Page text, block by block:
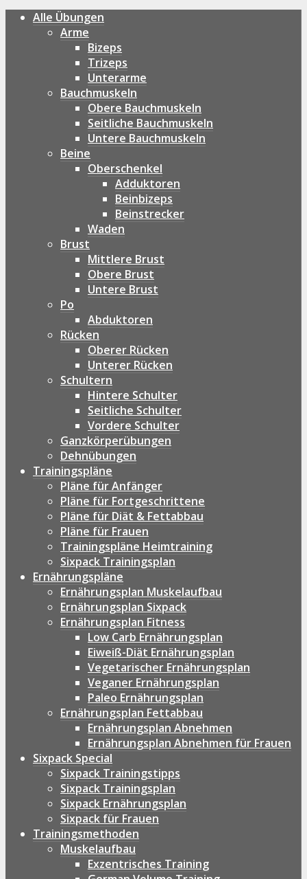
Alle Übungen
Arme
Bizeps
Trizeps
Unterarme
Bauchmuskeln
Obere Bauchmuskeln
Seitliche Bauchmuskeln
Untere Bauchmuskeln
Beine
Oberschenkel
Adduktoren
Beinbizeps
Beinstrecker
Waden
Brust
Mittlere Brust
Obere Brust
Untere Brust
Po
Abduktoren
Rücken
Oberer Rücken
Unterer Rücken
Schultern
Hintere Schulter
Seitliche Schulter
Vordere Schulter
Ganzkörperübungen
Dehnübungen
Trainingspläne
Pläne für Anfänger
Pläne für Fortgeschrittene
Pläne für Diät & Fettabbau
Pläne für Frauen
Trainingspläne Heimtraining
Sixpack Trainingsplan
Ernährungspläne
Ernährungsplan Muskelaufbau
Ernährungsplan Sixpack
Ernährungsplan Fitness
Low Carb Ernährungsplan
Eiweiß-Diät Ernährungsplan
Vegetarischer Ernährungsplan
Veganer Ernährungsplan
Paleo Ernährungsplan
Ernährungsplan Fettabbau
Ernährungsplan Abnehmen
Ernährungsplan Abnehmen für Frauen
Sixpack Special
Sixpack Trainingstipps
Sixpack Trainingsplan
Sixpack Ernährungsplan
Sixpack für Frauen
Trainingsmethoden
Muskelaufbau
Exzentrisches Training